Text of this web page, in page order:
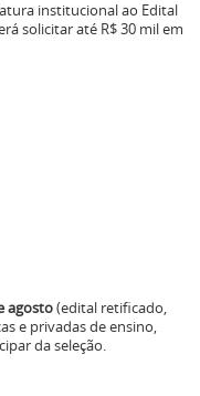
institucional ao Edital
solicitar até R$ 30 mil em
agosto(edital retificado,
e privadas de ensino,
da seleção.